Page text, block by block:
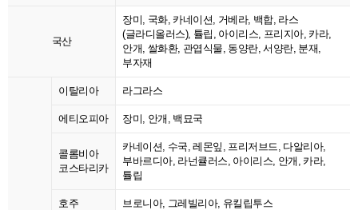
국산
장미, 국화, 카네이션, 거베라, 백합, 라스
(글라디올러스), 튤립, 아이리스, 프리지아, 카라,
안개, 쌀화환, 관엽식물, 동양란, 서양란, 분재,
부자재
이탈리아 라그라스
에티오피아 장미, 안개, 백묘국
콜롬비아
코스타리카
카네이션, 수국, 레몬잎, 프리저브드, 다알리아,
부바르디아, 라넌큘러스, 아이리스, 안개, 카라,
튤립
호주 브로니아, 그레빌리아, 유킬립투스